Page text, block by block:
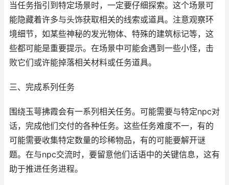
当任务指引到特定场景时，一定要仔细探索。这个场景可
能隐藏着许多与头饰获取相关的线索或道具。注意观察环
境细节，如某些神秘的发光物体、特殊的建筑标记等，这
些都可能是重要提示。在场景中可能会遇到一些小怪，击
败它们或许能掉落相关材料或任务道具。
三、完成系列任务
围绕玉萼拂霞会有一系列相关任务。可能需要与特定npc对
话，完成他们交付的各种任务。这些任务难度不一，有的
可能需要收集特定数量的珍稀物品，有的可能要解开谜
题。在与npc交流时，要留意他们话语中的关键信息，这有
助于推进任务进程。